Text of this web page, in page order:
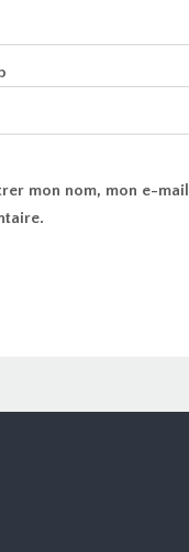
mon nom, mon e-